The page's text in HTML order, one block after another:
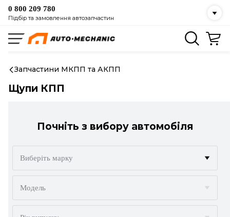
0 800 209 780
Підбір та замовлення автозапчастин
Запчастини МКПП та АКПП
Щупи КПП
Почніть з вибору автомобіля
Виберіть марку
ALFA ROMEO
Модель